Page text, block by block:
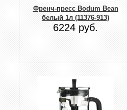
Френч-пресс Bodum Bean
белый 1л (11376-913)
6224 руб.